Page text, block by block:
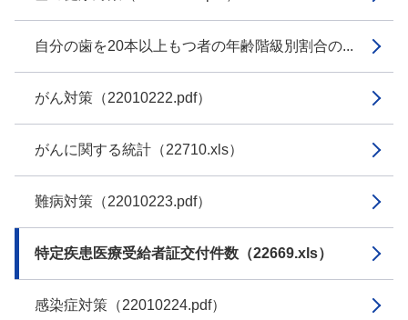
自分の歯を20本以上もつ者の年齢階級別割合の...
がん対策（22010222.pdf）
がんに関する統計（22710.xls）
難病対策（22010223.pdf）
特定疾患医療受給者証交付件数（22669.xls）
感染症対策（22010224.pdf）